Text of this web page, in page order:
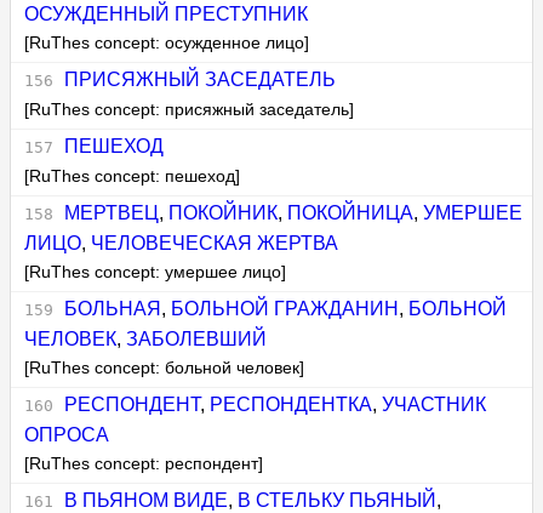
ОСУЖДЕННЫЙ ПРЕСТУПНИК
[RuThes concept: осужденное лицо]
ПРИСЯЖНЫЙ ЗАСЕДАТЕЛЬ
[RuThes concept: присяжный заседатель]
ПЕШЕХОД
[RuThes concept: пешеход]
МЕРТВЕЦ , ПОКОЙНИК, ПОКОЙНИЦА, УМЕРШЕЕ
ЛИЦО, ЧЕЛОВЕЧЕСКАЯ ЖЕРТВА
[RuThes concept: умершее лицо]
БОЛЬНАЯ , БОЛЬНОЙ ГРАЖДАНИН , БОЛЬНОЙ
ЧЕЛОВЕК,ЗАБОЛЕВШИЙ
[RuThes concept: больной человек]
РЕСПОНДЕНТ, РЕСПОНДЕНТКА, УЧАСТНИК
ОПРОСА
[RuThes concept: респондент]
В ПЬЯНОМ ВИДЕ, В СТЕЛЬКУ ПЬЯНЫЙ ,